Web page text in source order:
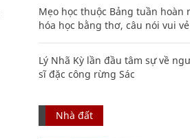
Mẹo học thuộc Bảng tuần hoàn
hóa học bằng thơ, câu nói vui vẻ
Lý Nhã Kỳ lần đầu tâm sự về
sĩ đặc công rừng Sác
Nhà đất